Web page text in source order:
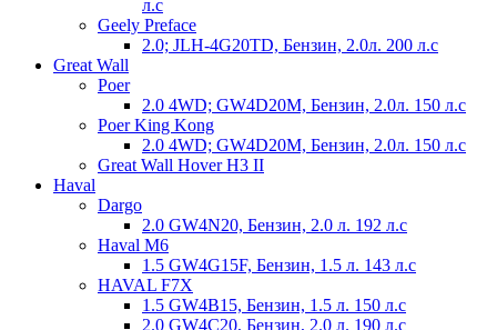
л.с
Geely Preface
2.0; JLH-4G20TD, Бензин, 2.0л. 200 л.с
Great Wall
Poer
2.0 4WD; GW4D20M, Бензин, 2.0л. 150 л.с
Poer King Kong
2.0 4WD; GW4D20M, Бензин, 2.0л. 150 л.с
Great Wall Hover H3 II
Haval
Dargo
2.0 GW4N20, Бензин, 2.0 л. 192 л.с
Haval M6
1.5 GW4G15F, Бензин, 1.5 л. 143 л.с
HAVAL F7X
1.5 GW4B15, Бензин, 1.5 л. 150 л.с
2.0 GW4C20, Бензин, 2.0 л. 190 л.с